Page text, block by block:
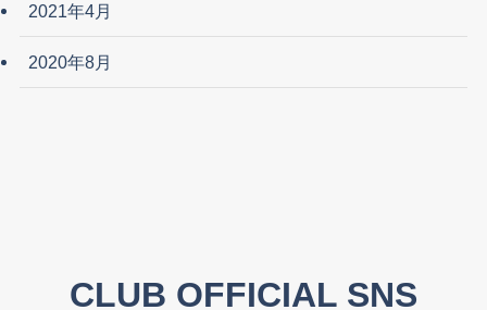
2021年4月
2020年8月
CLUB OFFICIAL SNS